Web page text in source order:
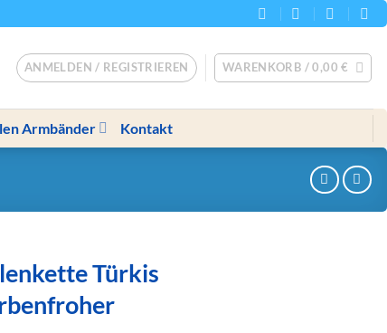
ANMELDEN / REGISTRIEREN WARENKORB /0,00€
Armbänder Kontakt
Türkis